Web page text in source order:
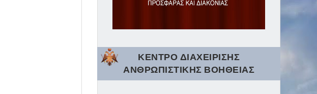
ΚΕΝΤΡΟ ΔΙΑΧΕΙΡΙΣΗΣ
ΑΝΘΡΩΠΙΣΤΙΚΗΣ ΒΟΗΘΕΙΑΣ